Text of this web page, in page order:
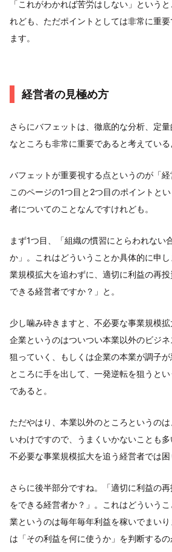
「これがわかれば苦労はしない」という
れども、ただポイントとしては非常に重
ます。
経営者の見極め方
さらにバフェットは、徹底的な分析、定
なところも非常に重要であると考えている
バフェットが重要視する点というのが「経
このページの1つ目と2つ目のポイントと
者についてのことなんですけれども。
まず1つ目、「組織の慣習にとらわれない
か」。これはどういうことか具体的に申
業規模拡大を追わずに、適切に利益の再
できる経営者ですか？」と。
少し噛み砕きますと、不必要な事業規模
企業というのはついつい本業以外のビジ
狙っていく、もしくは企業の本業が調子
ところに手を出して、一発逆転を狙うと
であると。
ただやはり、本業以外のところというの
いわけですので、うまくいかないことも
不必要な事業規模拡大を追う経営者では困
さらに後半部分ですね。「適切に利益の
をできる経営者か？」。これはどういう
業というのは毎年毎年利益を稼いでまい
は「その利益を何に使うか」を判断するの